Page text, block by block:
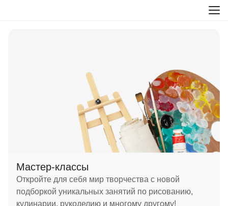
Мастер-классы
Откройте для себя мир творчества с новой
подборкой уникальных занятий по рисованию,
кулинарии, рукоделию и многому другому!